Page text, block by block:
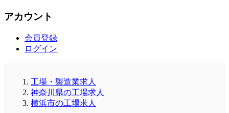
アカウント
会員登録
ログイン
工場・製造業求人
神奈川県の工場求人
横浜市の工場求人